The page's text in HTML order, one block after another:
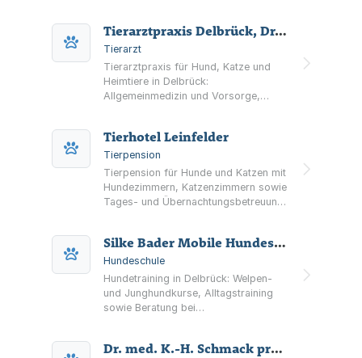
Tierarztpraxis Delbrück, Dr. med. vet. Tanja Recker
Tierarzt
Tierarztpraxis für Hund, Katze und
Heimtiere in Delbrück:
Allgemeinmedizin und Vorsorge,
Dermatologie, Chirurgie, Gynäkologie
und Zahnheilkunde.
Tierhotel Leinfelder
Tierpension
Tierpension für Hunde und Katzen mit
Hundezimmern, Katzenzimmern sowie
Tages- und Übernachtungsbetreuung.
Silke Bader Mobile Hundeschule
Hundeschule
Hundetraining in Delbrück: Welpen-
und Junghundkurse, Alltagstraining
sowie Beratung bei
Fellpflege.
Dr. med. K.-H. Schmack prakt. Tierarzt